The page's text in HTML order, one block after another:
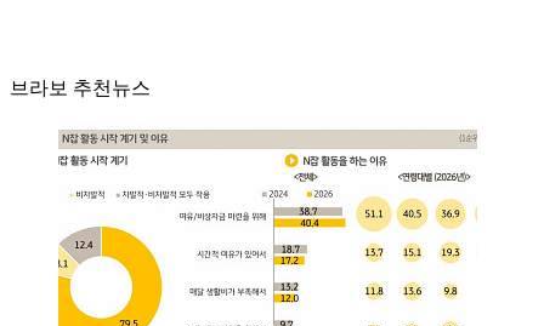
브라보 추천뉴스